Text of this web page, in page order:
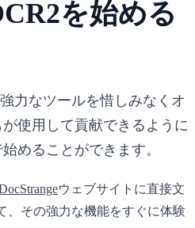
を始める
力なツールを惜しみなくオ
使用して貢献できるように
めることができます。
ウェブサイトに直接文
、その強力な機能をすぐに体験